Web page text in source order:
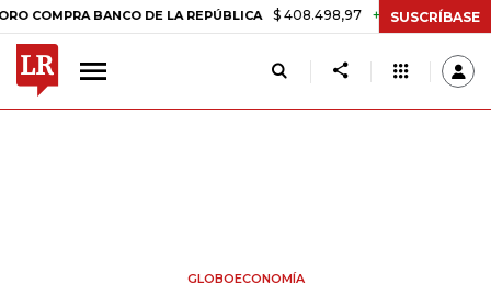
BANCO DE LA REPÚBLICA $ 408.498,97 +$ 8.753,81 +2,19%
SUSCRÍBASE
GLOBOECONOMÍA